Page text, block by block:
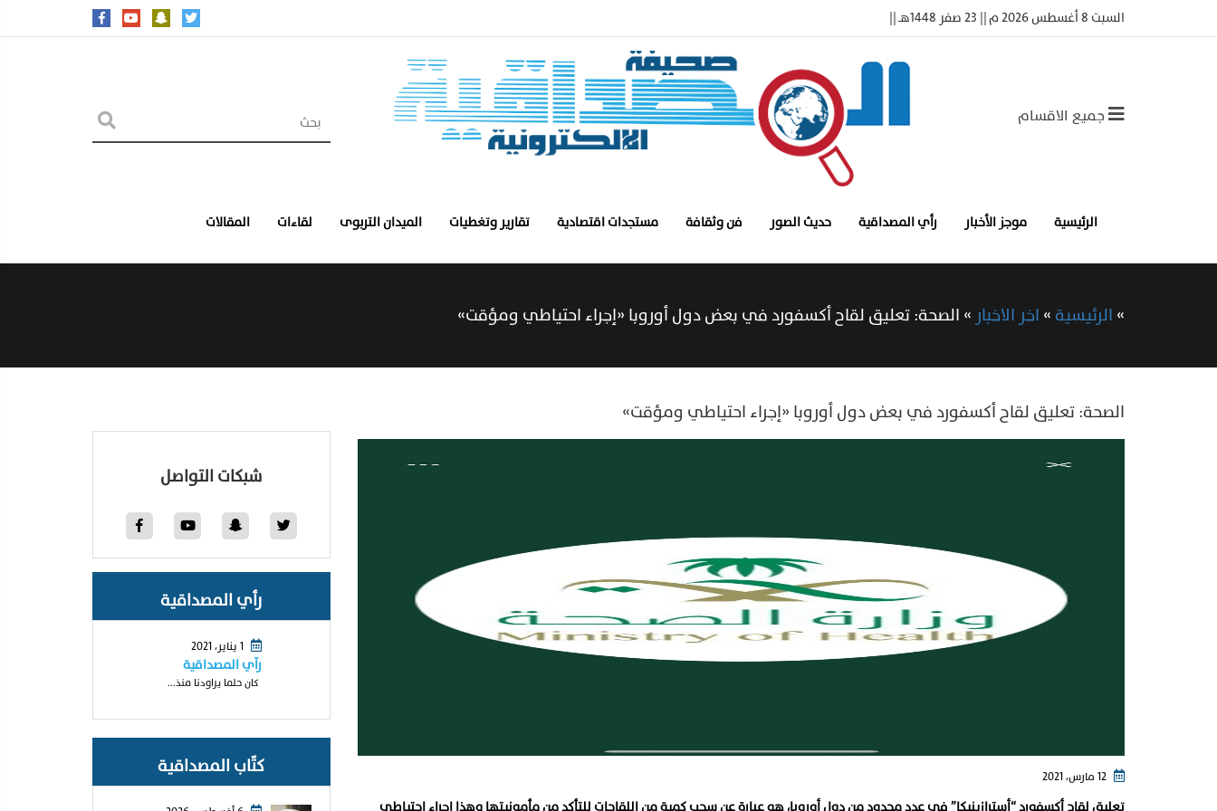
السبت 8 أغسطس 2026 م || 23 صفر 1448هـ ||
جميع الاقسام
الرئيسية موجز الأخبار رأي المصداقية حديث الصور فن وثقافة مستجدات اقتصادية تقارير وتغطيات الميدان التربوى لقاءات المقالات
»الرئيسية»اخر الاخبار »الصحة: تعليق لقاح أكسفورد في بعض دول أوروبا «إجراء احتياطي ومؤقت»
الصحة: تعليق لقاح أكسفورد في بعض دول أوروبا «إجراء احتياطي ومؤقت»
تعليق لقاح أكسفورد “أسترازينيكا” في عدد محدود من دول أوروبا، هو عبارة عن سحب كمية من اللقاحات للتأكد من مأمونيتها وهذا إجراء احتياطي
شبكات التواصل
رأي المصداقية
رآي المصداقية
كان حلما يراودنا منذ...
كتّاب المصداقية